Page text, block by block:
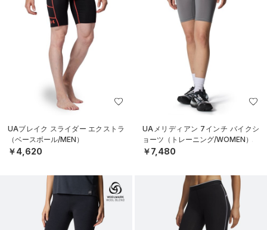
UAブレイク スライダー エクストラ
（ベースボール/MEN）
￥4,620
UAメリディアン 7インチ バイクシ
ョーツ（トレーニング/WOMEN）
￥7,480